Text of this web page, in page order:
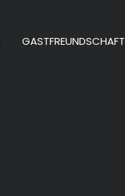
GASTFREUNDSCHAFT